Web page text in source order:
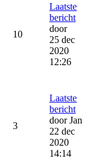
10
Laatste
bericht
door
25 dec
2020
12:26
3
Laatste
bericht
doorJan
22 dec
2020
14:14